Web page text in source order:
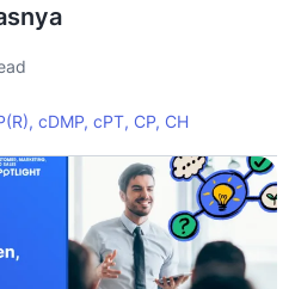
cDMP, cPT, CP, CH